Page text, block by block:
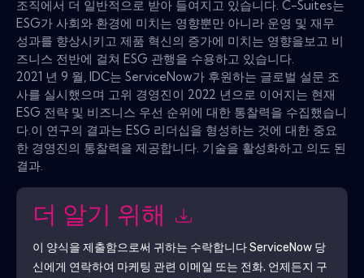
조직에서 더 일반적으로 받아 들여지고 있습니다. C-Suites는
ESG가 사회와 환경에 미치는 영향뿐만 아니라 운영 및 재무
성과를 향상시키고 제품 혁신의 증가에 미치는 영향을보고 비
즈니스 전반에 걸쳐 ESG 관행을 수용하고 있습니다.
2021 년 9 월, IDC는 ServiceNow가 후원하는 글로벌 설문 조
사를 실시했으며 고위 경영진이 2022 년으로 이어지는 현재
ESG 전략 및 비즈니스 우선 순위에 대한 통찰력을 수집했습니
다.이 연구의 결과는 ESG 리더십을 형성하는 것에 대한 중요
한 경영진의 통찰력을 제공합니다. 기술을 활성화하고 의도 된
결과.
더 알기 위해
이 양식을 제출함으로써 귀하는 수락합니다ServiceNow당
신에게 연락하여 마케팅 관련 이메일 또는 전화. 언제든지 구